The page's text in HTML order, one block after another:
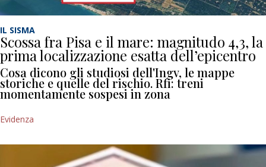
IL SISMA
Scossa fra Pisa e il mare: magnitudo 4,3, la
prima localizzazione esatta dell’epicentro
Cosa dicono gli studiosi dell'Ingv, le mappe
storiche e quelle del rischio. Rfi: treni
momentamente sospesi in zona
Evidenza